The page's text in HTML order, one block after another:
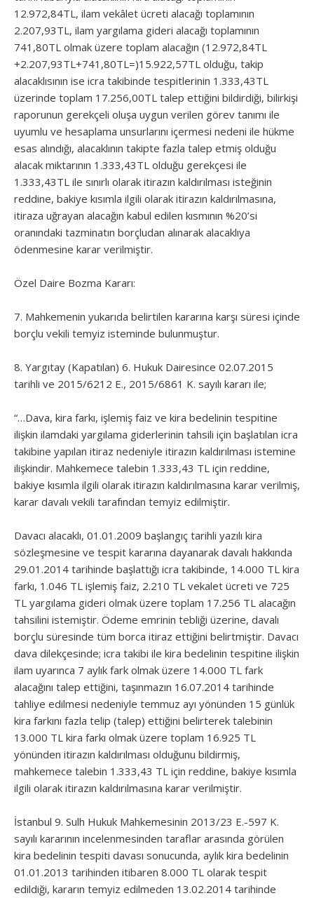
12.972,84TL, ilam vekâlet ücreti alacağı toplamının
2.207,93TL, ilam yargılama gideri alacağı toplamının
741,80TL olmak üzere toplam alacağın (12.972,84TL
+2.207,93TL+741,80TL=)15.922,57TL olduğu, takip
alacaklısının ise icra takibinde tespitlerinin 1.333,43TL
üzerinde toplam 17.256,00TL talep ettiğini bildirdiği, bilirkişi
raporunun gerekçeli oluşa uygun verilen görev tanımı ile
uyumlu ve hesaplama unsurlarını içermesi nedeni ile hükme
esas alındığı, alacaklının takipte fazla talep etmiş olduğu
alacak miktarının 1.333,43TL olduğu gerekçesi ile
1.333,43TL ile sınırlı olarak itirazın kaldırılması isteğinin
reddine, bakiye kısımla ilgili olarak itirazın kaldırılmasına,
itiraza uğrayan alacağın kabul edilen kısmının %20’si
oranındaki tazminatın borçludan alınarak alacaklıya
ödenmesine karar verilmiştir.
Özel Daire Bozma Kararı:
7. Mahkemenin yukarıda belirtilen kararına karşı süresi içinde
borçlu vekili temyiz isteminde bulunmuştur.
8. Yargıtay (Kapatılan) 6. Hukuk Dairesince 02.07.2015
tarihli ve 2015/6212 E., 2015/6861 K. sayılı kararı ile;
“…Dava, kira farkı, işlemiş faiz ve kira bedelinin tespitine
ilişkin ilamdaki yargılama giderlerinin tahsili için başlatılan icra
takibine yapılan itiraz nedeniyle itirazın kaldırılması istemine
ilişkindir. Mahkemece talebin 1.333,43 TL için reddine,
bakiye kısımla ilgili olarak itirazın kaldırılmasına karar verilmiş,
karar davalı vekili tarafından temyiz edilmiştir.
Davacı alacaklı, 01.01.2009 başlangıç tarihli yazılı kira
sözleşmesine ve tespit kararına dayanarak davalı hakkında
29.01.2014 tarihinde başlattığı icra takibinde, 14.000 TL kira
farkı, 1.046 TL işlemiş faiz, 2.210 TL vekalet ücreti ve 725
TL yargılama gideri olmak üzere toplam 17.256 TL alacağın
tahsilini istemiştir. Ödeme emrinin tebliği üzerine, davalı
borçlu süresinde tüm borca itiraz ettiğini belirtmiştir. Davacı
dava dilekçesinde; icra takibi ile kira bedelinin tespitine ilişkin
ilam uyarınca 7 aylık fark olmak üzere 14.000 TL fark
alacağını talep ettiğini, taşınmazın 16.07.2014 tarihinde
tahliye edilmesi nedeniyle temmuz ayı yönünden 15 günlük
kira farkını fazla telip (talep) ettiğini belirterek talebinin
13.000 TL kira farkı olmak üzere toplam 16.925 TL
yönünden itirazın kaldırılması olduğunu bildirmiş,
mahkemece talebin 1.333,43 TL için reddine, bakiye kısımla
ilgili olarak itirazın kaldırılmasına karar verilmiştir.
İstanbul 9. Sulh Hukuk Mahkemesinin 2013/23 E.-597 K.
sayılı kararının incelenmesinden taraflar arasında görülen
kira bedelinin tespiti davası sonucunda, aylık kira bedelinin
01.01.2013 tarihinden itibaren 8.000 TL olarak tespit
edildiği, kararın temyiz edilmeden 13.02.2014 tarihinde